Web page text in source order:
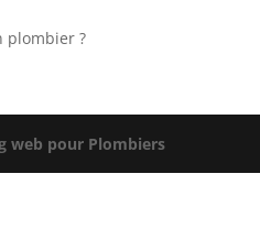
plombier ?
web pour Plombiers